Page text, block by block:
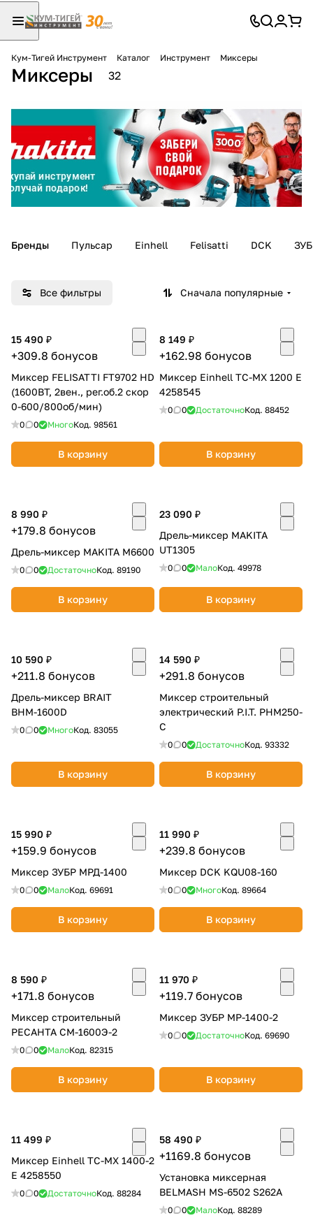
Кум-Тигей Инструмент Каталог Инструмент Миксеры
Миксеры 32
Бренды Пульсар Einhell Felisatti DCK
Все фильтры Сначала популярные
15 490 ₽
+309.8 бонусов
Миксер FELISATTI FT9702 HD
(1600ВТ, 2вен., рег.об.2 скор
0-600/800об/мин)
0 0 МногоКод. 98561
В корзину
8 149 ₽
+162.98 бонусов
Миксер Einhell TC-MX 1200 E
4258545
0 0 ДостаточноКод. 88452
В корзину
8 990 ₽
+179.8 бонусов
Дрель-миксер MAKITA M6600
0 0 ДостаточноКод. 89190
В корзину
23 090 ₽
Дрель-миксер MAKITA
UT1305
0 0 МалоКод. 49978
В корзину
10 590 ₽
+211.8 бонусов
Дрель-миксер BRAIT
BНМ-1600D
0 0 МногоКод. 83055
В корзину
14 590 ₽
+291.8 бонусов
Миксер строительный
электрический P.I.T. PHM250-
С
0 0 ДостаточноКод. 93332
В корзину
15 990 ₽
+159.9 бонусов
Миксер ЗУБР МРД-1400
0 0 МалоКод. 69691
В корзину
11 990 ₽
+239.8 бонусов
Миксер DCK KQU08-160
0 0 МногоКод. 89664
В корзину
8 590 ₽
+171.8 бонусов
Миксер строительный
РЕСАНТА СМ-1600Э-2
0 0 МалоКод. 82315
В корзину
11 970 ₽
+119.7 бонусов
Миксер ЗУБР МР-1400-2
0 0 ДостаточноКод. 69690
В корзину
11 499 ₽
Миксер Einhell TC-MX 1400-2
E 4258550
0 0 ДостаточноКод. 88284
58 490 ₽
+1169.8 бонусов
Установка миксерная
BELMASH MS-6502 S262A
0 0 МалоКод. 88289
Для клиентов всех банков
Разбейте
оплату на части
без переплат
Добавляйте товары
в корзину
Оплачивайте сегодня только
% картой любого банка
Получайте товар
Оставшиеся 75 % будут
списываться
с вашей карты
по25%каждые 2 недели
25
раз в 2
недели
Остались вопросы?
8 800 302-02-51
plait.ru